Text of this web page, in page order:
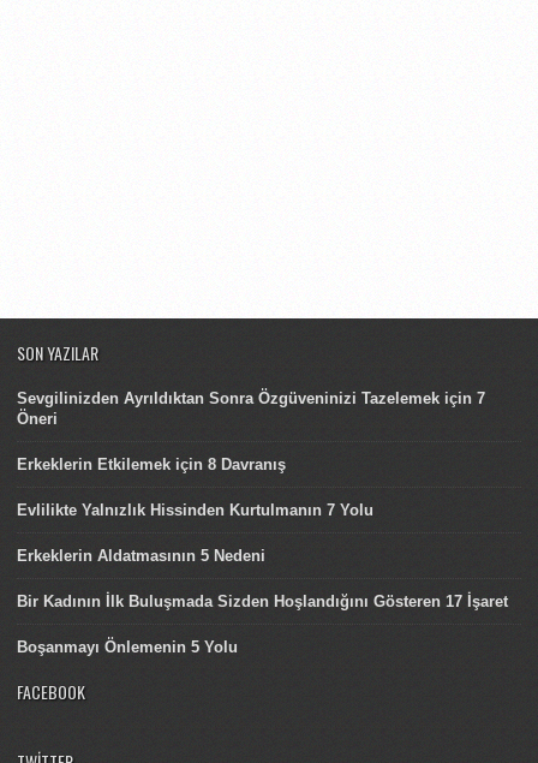
SON YAZILAR
Sevgilinizden Ayrıldıktan Sonra Özgüveninizi Tazelemek için 7
Öneri
Erkeklerin Etkilemek için 8 Davranış
Evlilikte Yalnızlık Hissinden Kurtulmanın 7 Yolu
Erkeklerin Aldatmasının 5 Nedeni
Bir Kadının İlk Buluşmada Sizden Hoşlandığını Gösteren 17 İşaret
Boşanmayı Önlemenin 5 Yolu
FACEBOOK